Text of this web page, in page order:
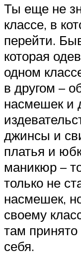
Ты еще не
классе, в
перейти.
которая
одном
в другом –
насмешек и
джинсы и
платья и
маникюр –
только не
насмешек,
своему
там принято
себя.